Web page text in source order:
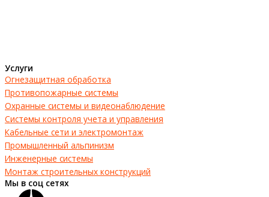
Услуги
Огнезащитная обработка
Противопожарные системы
Охранные системы и видеонаблюдение
Системы контроля учета и управления
Кабельные сети и электромонтаж
Промышленный альпинизм
Инженерные системы
Монтаж строительных конструкций
Мы в соц сетях